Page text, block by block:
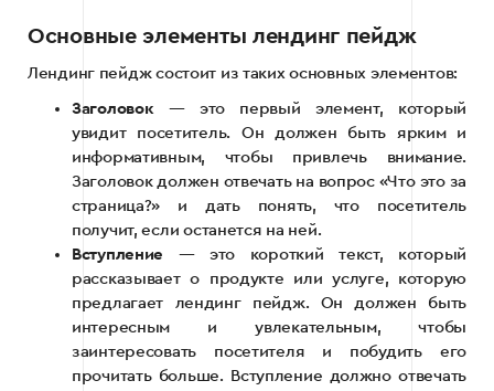
Основные элементы лендинг пейдж
Лендинг пейдж состоит из таких основных элементов:
Заголовок— это первый элемент, который
увидит посетитель. Он должен быть ярким и
информативным, чтобы привлечь внимание.
Заголовок должен отвечать на вопрос «Что это за
страница?» и дать понять, что посетитель
получит, если останется на ней.
Вступление — это короткий текст, который
рассказывает о продукте или услуге, которую
предлагает лендинг пейдж. Он должен быть
интересным и увлекательным, чтобы
заинтересовать посетителя и побудить его
прочитать больше. Вступление должно отвечать